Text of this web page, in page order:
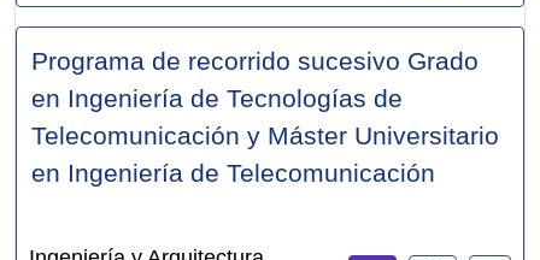
Programa de recorrido sucesivo Grado
en Ingeniería de Tecnologías de
Telecomunicación y Máster Universitario
en Ingeniería de Telecomunicación